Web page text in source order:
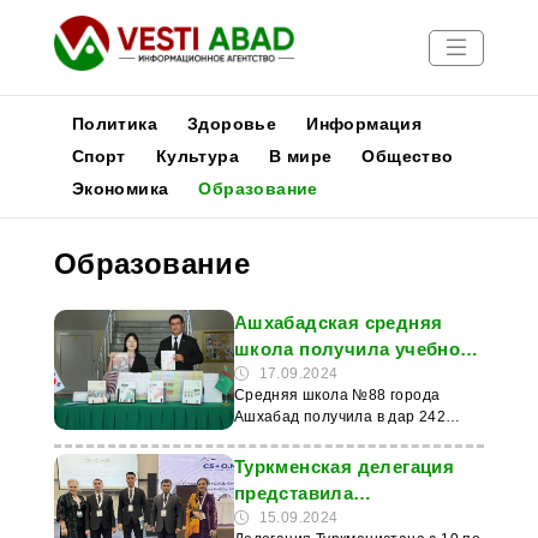
Новости
Медиа
Афиша
Политика Здоровье
Информация
Спорт
Культура В мире
Общество
Экономика
Образование
Образование
Ашхабадская средняя
школа получила учебное
пособие от посольства
Кореи
17.09.2024
Средняя школа №88 города
Ашхабад получила в дар 242
корейского языка от посольства
Республики Корея в
Туркменистане. Об этом
сообщает новостной сайт
Туркменская делегация
представила
инновационные идеи на
15.09.2024